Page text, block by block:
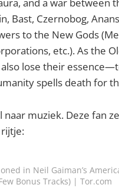
and a war between
Bast, Czernobog,
to the New Gods
etc.). As the
lose their
spells death for
naar muziek. Deze fan
in Neil Gaiman’s
Bonus Tracks) | Tor.com